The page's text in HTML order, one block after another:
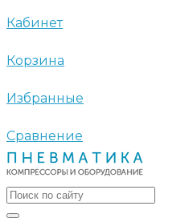
Кабинет
Корзина
Избранные
Сравнение